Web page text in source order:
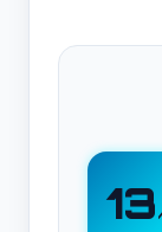
13